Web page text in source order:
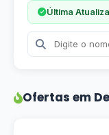
Última
Ofertas em